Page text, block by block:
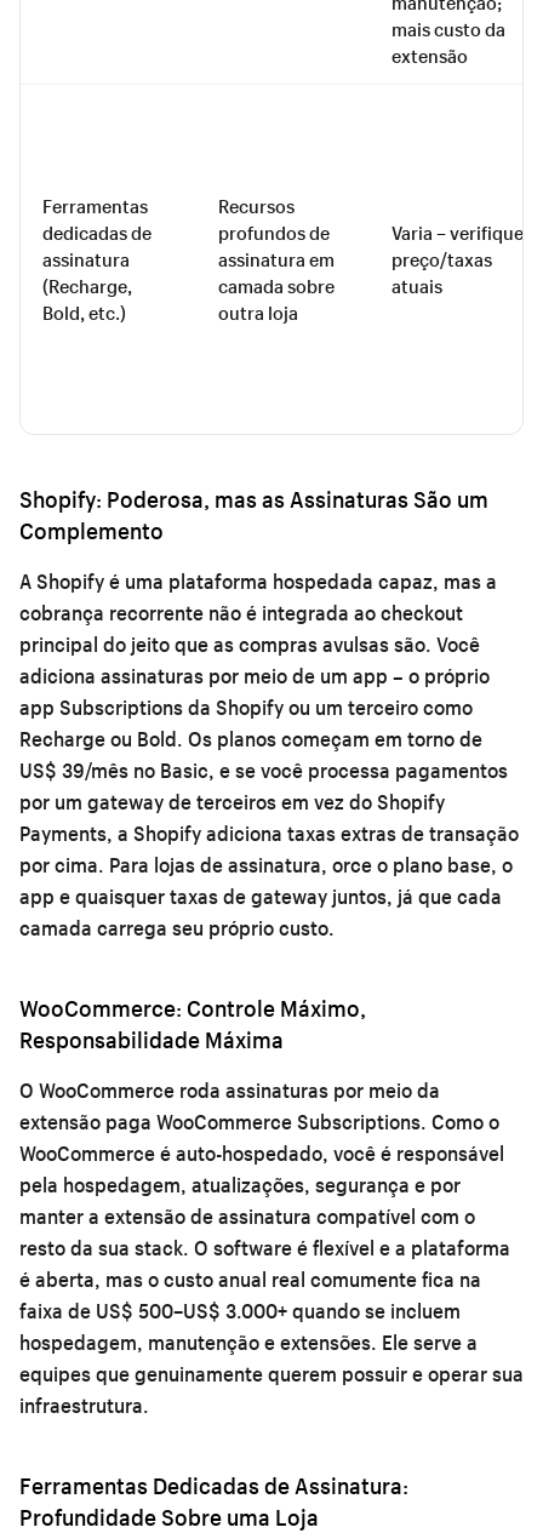
mais custo da
extensão
Ferramentas
dedicadas de
assinatura
(Recharge,
Bold, etc.)
Recursos
profundos de
assinatura em
camada sobre
outra loja
Varia – verifique
preço/taxas
atuais
Shopify: Poderosa, mas as Assinaturas São um
Complemento
A Shopify é uma plataforma hospedada capaz, mas a
cobrança recorrente não é integrada ao checkout
principal do jeito que as compras avulsas são. Você
adiciona assinaturas por meio de um app – o próprio
app Subscriptions da Shopify ou um terceiro como
Recharge ou Bold. Os planos começam em torno de
US$ 39/mês no Basic, e se você processa pagamentos
por um gateway de terceiros em vez do Shopify
Payments, a Shopify adiciona taxas extras de transação
por cima. Para lojas de assinatura, orce o plano base, o
app e quaisquer taxas de gateway juntos, já que cada
camada carrega seu próprio custo.
WooCommerce: Controle Máximo,
Responsabilidade Máxima
O WooCommerce roda assinaturas por meio da
extensão paga WooCommerce Subscriptions. Como o
WooCommerce é auto-hospedado, você é responsável
pela hospedagem, atualizações, segurança e por
manter a extensão de assinatura compatível com o
resto da sua stack. O software é flexível e a plataforma
é aberta, mas o custo anual real comumente fica na
faixa de US$ 500–US$ 3.000+ quando se incluem
hospedagem, manutenção e extensões. Ele serve a
equipes que genuinamente querem possuir e operar sua
infraestrutura.
Ferramentas Dedicadas de Assinatura:
Profundidade Sobre uma Loja